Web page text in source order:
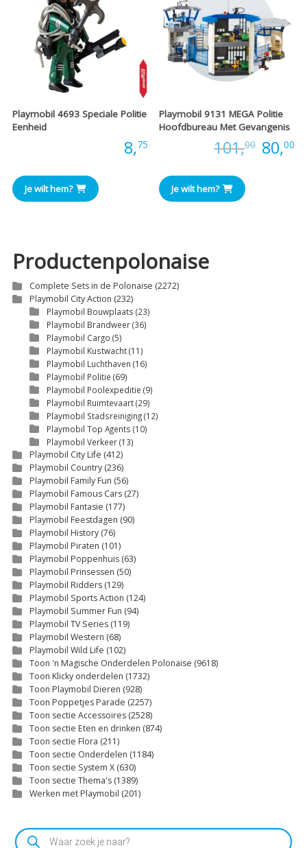
Playmobil 4693 Speciale Politie
Eenheid
8,75
Je wilt hem?
Playmobil 9131 MEGA Politie
Hoofdbureau Met Gevangenis
101,00 80,00
Je wilt hem?
Productenpolonaise
Complete Sets in de Polonaise (2272)
Playmobil City Action (232)
Playmobil Bouwplaats (23)
Playmobil Brandweer(36)
Playmobil Cargo (5)
Playmobil Kustwacht(11)
Playmobil Luchthaven (16)
Playmobil Politie (69)
Playmobil Poolexpeditie (9)
Playmobil Ruimtevaart(29)
Playmobil Stadsreiniging(12)
Playmobil Top Agents (10)
Playmobil Verkeer(13)
Playmobil City Life (412)
Playmobil Country (236)
Playmobil Family Fun (56)
Playmobil Famous Cars (27)
Playmobil Fantasie (177)
Playmobil Feestdagen (90)
Playmobil History (76)
Playmobil Piraten (101)
Playmobil Poppenhuis (63)
Playmobil Prinsessen (50)
Playmobil Ridders (129)
Playmobil Sports Action (124)
Playmobil Summer Fun (94)
Playmobil TV Series (119)
Playmobil Western (68)
Playmobil Wild Life (102)
Toon 'n Magische Onderdelen Polonaise (9618)
Toon Klicky onderdelen (1732)
Toon Playmobil Dieren (928)
Toon Poppetjes Parade (2257)
Toon sectie Accessoires (2528)
Toon sectie Eten en drinken (874)
Toon sectie Flora (211)
Toon sectie Onderdelen (1184)
Toon sectie System X (630)
Toon sectie Thema's (1389)
Werken met Playmobil (201)
Producten
zoeken